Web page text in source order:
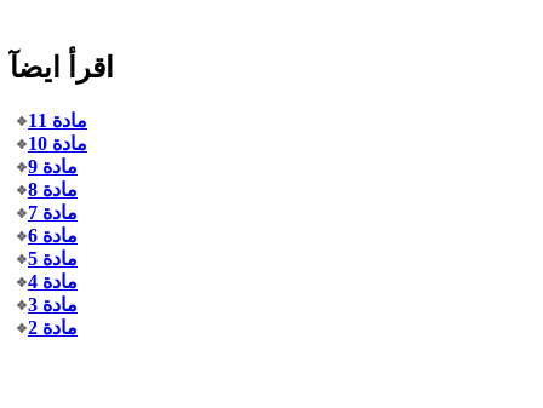
اقرأ ايضآ
مادة 11
مادة 10
مادة 9
مادة 8
مادة 7
مادة 6
مادة 5
مادة 4
مادة 3
مادة 2